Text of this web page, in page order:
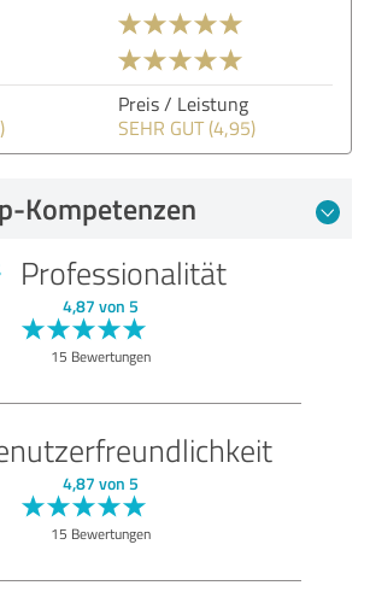
Preis / Leistung
SEHR GUT (4,95)
Kompetenzen
Professionalität
4,87 von 5
15 Bewertungen
4,87 von 5
15 Bewertungen